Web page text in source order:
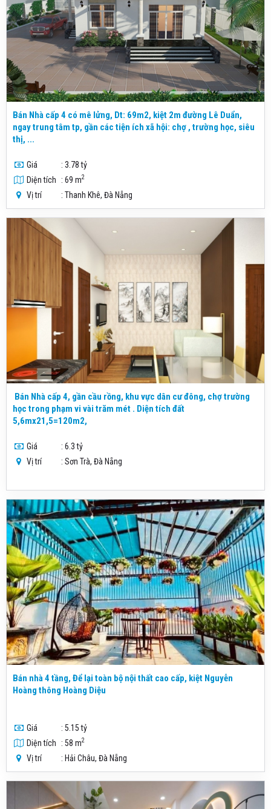
Bán Nhà cấp 4 có mê lửng, Dt: 69m2, kiệt 2m đường Lê Duẩn,
ngay trung tâm tp, gần các tiện ích xã hội: chợ , trường học, siêu
thị, ...
Giá
: 3.78 tỷ
Diện tích
: 69 m2
Vị trí : Thanh Khê, Đà Nẵng
Bán Nhà cấp 4, gần cầu rồng, khu vực dân cư đông, chợ trường
học trong phạm vi vài trăm mét . Diện tích đất
5,6mx21,5=120m2,
Giá
: 6.3 tỷ
Vị trí
: Sơn Trà, Đà Nẵng
Bán nhà 4 tầng, Để lại toàn bộ nội thất cao cấp, kiệt Nguyễn
Hoàng thông Hoàng Diệu
Giá
: 5.15 tỷ
Diện tích
: 58 m2
Vị trí : Hải Châu, Đà Nẵng